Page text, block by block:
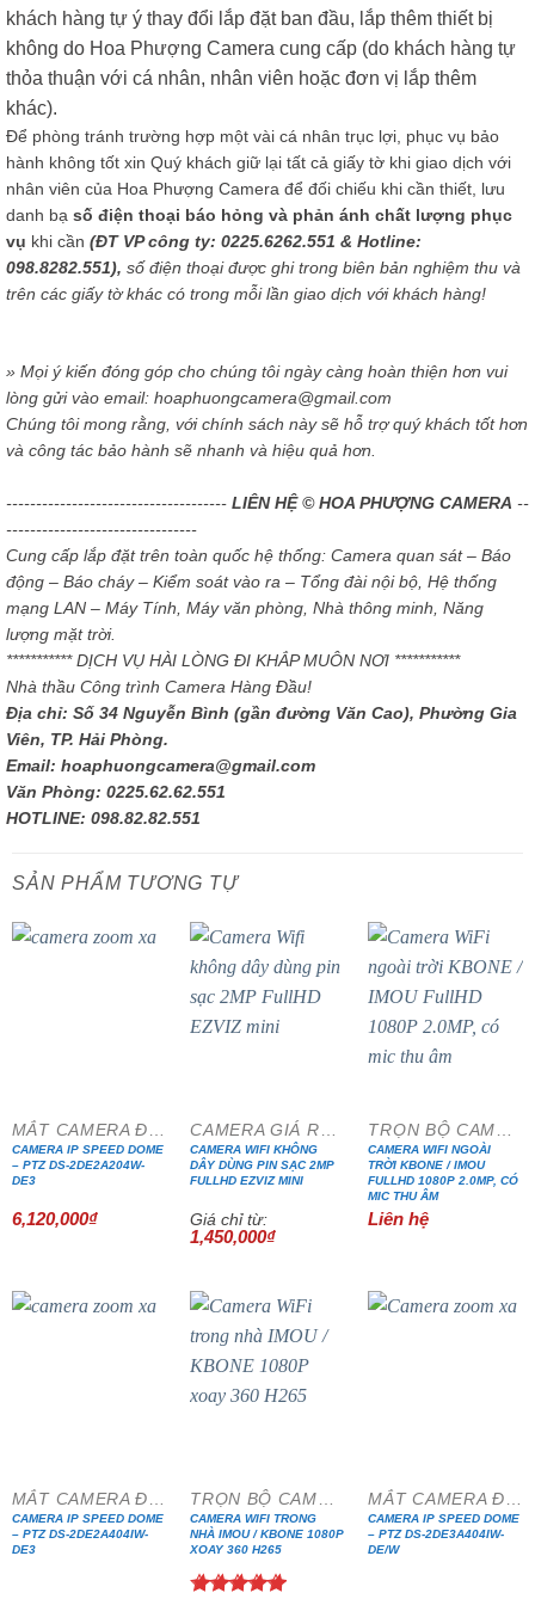
khách hàng tự ý thay đổi lắp đặt ban đầu, lắp thêm thiết bị
không do Hoa Phượng Camera cung cấp (do khách hàng tự
thỏa thuận với cá nhân, nhân viên hoặc đơn vị lắp thêm
khác).
Để phòng tránh trường hợp một vài cá nhân trục lợi, phục vụ bảo
hành không tốt xin Quý khách giữ lại tất cả giấy tờ khi giao dịch với
nhân viên của Hoa Phượng Camera để đối chiếu khi cần thiết, lưu
danh bạ số điện thoại báo hỏng và phản ánh chất lượng phục
vụ khi cần (ĐT VP công ty: 0225.6262.551 & Hotline:
098.8282.551), số điện thoại được ghi trong biên bản nghiệm thu và
trên các giấy tờ khác có trong mỗi lần giao dịch với khách hàng!
» Mọi ý kiến đóng góp cho chúng tôi ngày càng hoàn thiện hơn vui
lòng gửi vào email: hoaphuongcamera@gmail.com
Chúng tôi mong rằng, với chính sách này sẽ hỗ trợ quý khách tốt hơn
và công tác bảo hành sẽ nhanh và hiệu quả hơn.
------------------------------------- LIÊN HỆ © HOA PHƯỢNG CAMERA --
--------------------------------
Cung cấp lắp đặt trên toàn quốc hệ thống: Camera quan sát – Báo
động – Báo cháy – Kiểm soát vào ra – Tổng đài nội bộ, Hệ thống
mạng LAN – Máy Tính, Máy văn phòng, Nhà thông minh, Năng
lượng mặt trời.
*********** DỊCH VỤ HÀI LÒNG ĐI KHẮP MUÔN NƠI ***********
Nhà thầu Công trình Camera Hàng Đầu!
Địa chỉ: Số 34 Nguyễn Bình (gần đường Văn Cao), Phường Gia
Viên, TP. Hải Phòng.
Email: hoaphuongcamera@gmail.com
Văn Phòng: 0225.62.62.551
HOTLINE: 098.82.82.551
SẢN PHẨM TƯƠNG TỰ
CAMERA IP SPEED DOME
– PTZ DS-2DE2A204W-
DE3
6,120,000₫
CAMERA WIFI KHÔNG
DÂY DÙNG PIN SẠC 2MP
FULLHD EZVIZ MINI
Giá chỉ từ:
1,450,000₫
CAMERA WIFI NGOÀI
TRỜI KBONE / IMOU
FULLHD 1080P 2.0MP, CÓ
MIC THU ÂM
Liên hệ
CAMERA IP SPEED DOME
– PTZ DS-2DE2A404IW-
DE3
CAMERA WIFI TRONG
NHÀ IMOU / KBONE 1080P
XOAY 360 H265
CAMERA IP SPEED DOME
– PTZ DS-2DE3A404IW-
DE/W